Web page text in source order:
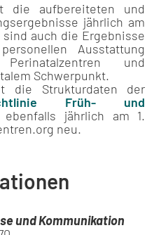
die aufbereiteten und
jährlich am
auch die Ergebnisse
Ausstattung
und
Schwerpunkt.
die Strukturdaten der
Richtlinie Früh- und
ebenfalls jährlich am 1.
neu.
und Kommunikation